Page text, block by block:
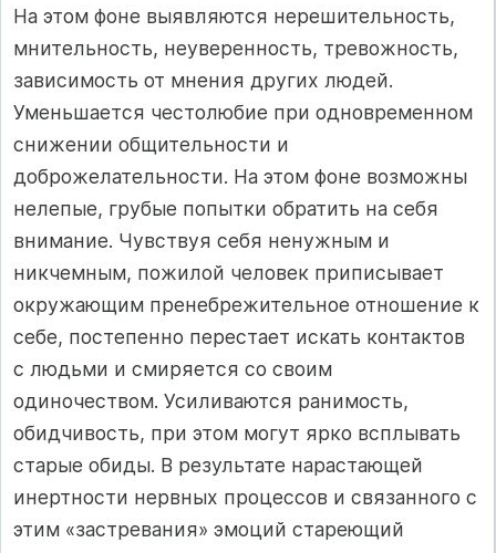
На этом фоне выявляются нерешительность,
мнительность, неуверенность, тревожность,
зависимость от мнения других людей.
Уменьшается честолюбие при одновременном
снижении общительности и
доброжелательности. На этом фоне возможны
нелепые, грубые попытки обратить на себя
внимание. Чувствуя себя ненужным и
никчемным, пожилой человек приписывает
окружающим пренебрежительное отношение к
себе, постепенно перестает искать контактов
с людьми и смиряется со своим
одиночеством. Усиливаются ранимость,
обидчивость, при этом могут ярко всплывать
старые обиды. В результате нарастающей
инертности нервных процессов и связанного с
этим «застревания» эмоций стареющий